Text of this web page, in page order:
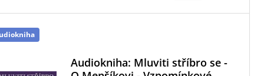
Audiokniha: Mluviti stříbro se -